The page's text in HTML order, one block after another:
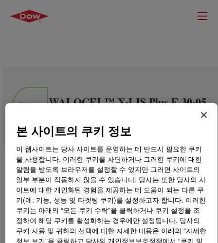
WALOCEL™ X-LIS Plus E 30-05
본 사이트의 쿠키 정보
이 웹사이트는 당사 사이트를 운영하는 데 반드시 필요한 쿠키
를 사용합니다. 이러한 쿠키를 차단하거나 그러한 쿠키에 대한
알림을 받도록 브라우저를 설정할 수 있지만 그러면 사이트의
일부 부분이 작동하지 않을 수 있습니다. 당사는 또한 당사의 사
이트에 대한 개인화된 경험을 제공하는 데 도움이 되는 다른 쿠
키(예: 기능, 성능 및 타겟팅 쿠키)를 설정하고자 합니다. 이러한
쿠키는 아래의 “모든 쿠키 수락”을 클릭하거나 쿠키 설정을 조
정하여 해당 쿠키를 활성화하는 경우에만 설정됩니다. 당사의
쿠키 사용 및 귀하의 선택에 대한 자세한 내용은 아래의 “자세한
정보 보기”을 클릭하고 당사의 개인정보보호정책에서 “쿠키 및